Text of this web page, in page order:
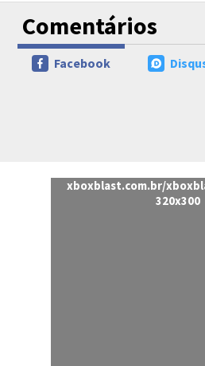
Comentários
Facebook
xboxblast.com.br/
320x300